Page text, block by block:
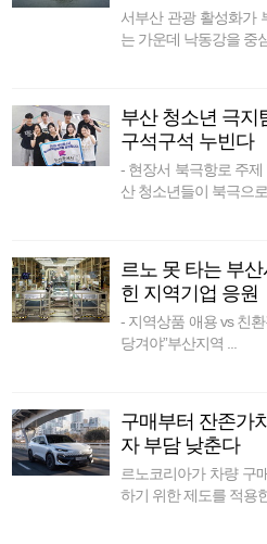
서부산 관광 활성화가
는 가운데 낙동강을 중심
부산 청소년 극지
구석구석 누빈다
- 현장서 북극항로 주
산 청소년들이 북극으로
르노 못 타는 부
힌 지역기업 응원
- 지역상품 애용 vs 친
당겨야”부산지역 ...
구매부터 잔존가
자 부담 낮춘다
르노코리아가 차량 구
하기 위한 제도를 적용한